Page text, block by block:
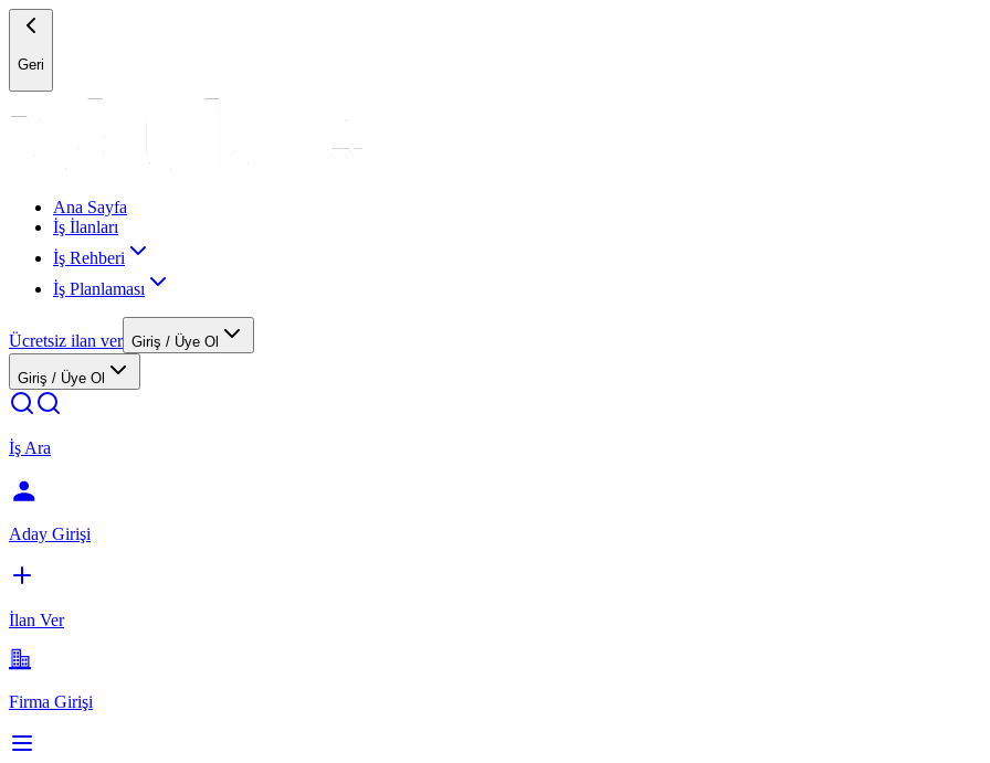
Geri
Ana Sayfa
İş İlanları
İş Rehberi
İş Planlaması
Ücretsiz ilan ver Giriş / Üye Ol
Giriş / Üye Ol
İş Ara
Aday Girişi
İlan Ver
Firma Girişi